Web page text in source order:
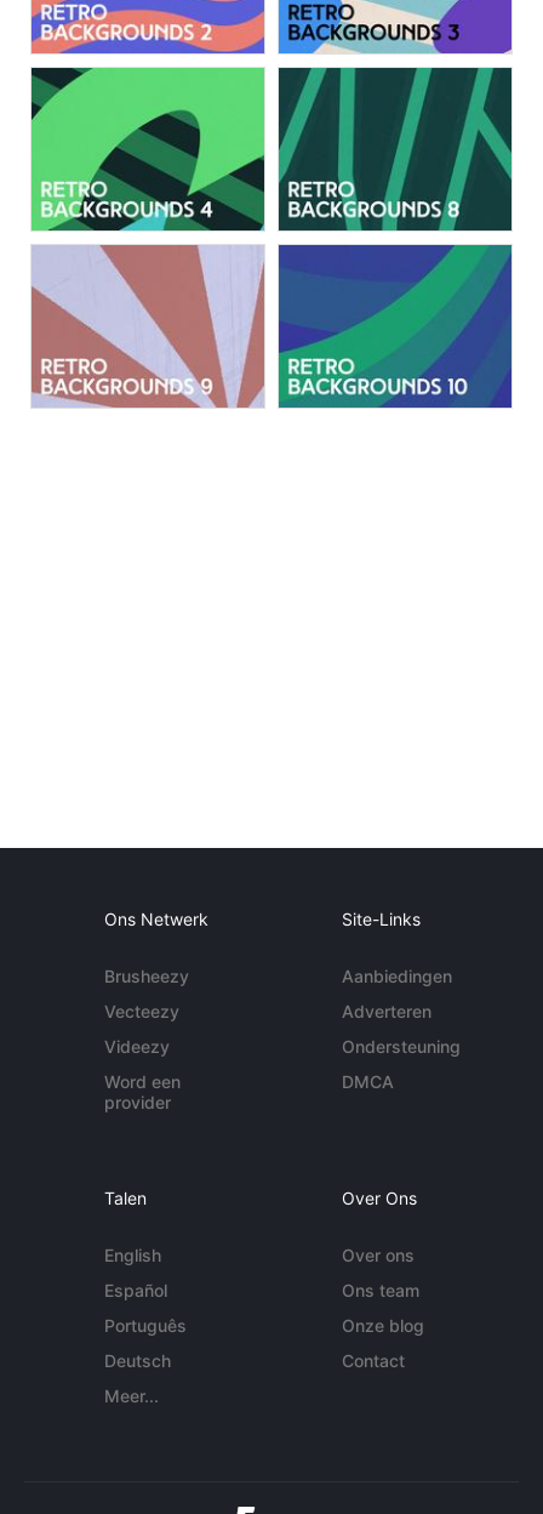
Ons Netwerk
Brusheezy
Vecteezy
Videezy
Word een
provider
Site-Links
Aanbiedingen
Adverteren
Ondersteuning
DMCA
Talen
English
Español
Português
Deutsch
Meer...
Over Ons
Over ons
Ons team
Onze blog
Contact